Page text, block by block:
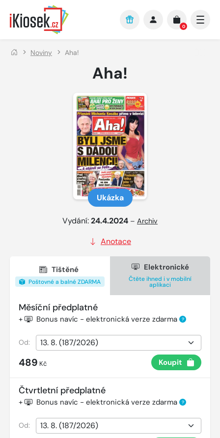
Přejít na hlavní obsah
0
Noviny Aha!
Aha!
Ukázka
Vydání:24.4.2024 – Archiv
Anotace
Tištěné
Poštovné a balné ZDARMA
Elektronické
Čtěte ihned i v mobilní
aplikaci
Měsíční předplatné
+ Bonus navíc - elektronická verze zdarma ?
Od:
489 Kč Koupit
Čtvrtletní předplatné
+ Bonus navíc - elektronická verze zdarma ?
Od: